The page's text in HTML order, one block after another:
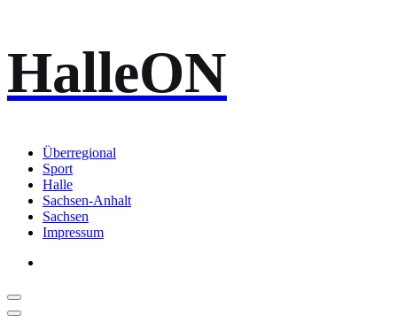
Inhalt
springen
HalleON
Überregional
Sport
Halle
Sachsen-Anhalt
Sachsen
Impressum